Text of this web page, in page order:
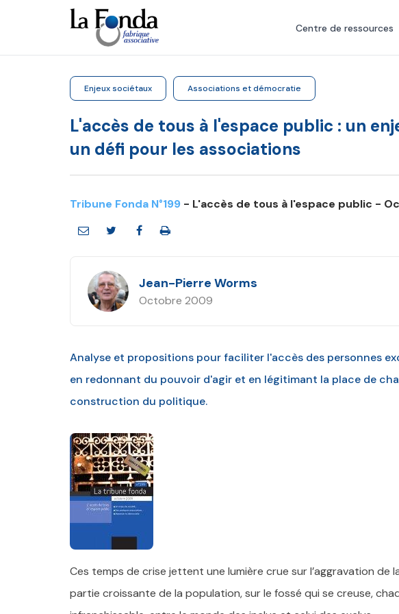
principal
Centre de ressources
Enjeux sociétaux Associations et démocratie
L'accès de tous à l'espace public : un
un défi pour les associations
Tribune Fonda N°199 - L'accès de tous à l'espace public -
Jean-Pierre Worms
Octobre 2009
Analyse et propositions pour faciliter l'accès des personnes
en redonnant du pouvoir d'agir et en légitimant la place de
construction du politique.
Ces temps de crise jettent une lumière crue sur l’aggravation de
partie croissante de la population, sur le fossé qui se creuse,